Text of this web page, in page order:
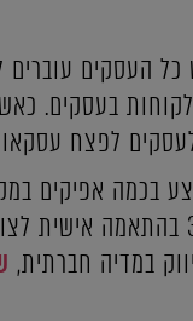
העסקים עוברים
בעסקים.
לפצח
בכמה אפיקים
במדיה חברתית,